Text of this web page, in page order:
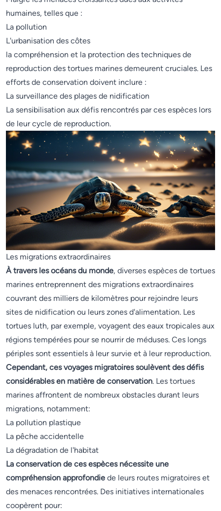
humaines, telles que :
La pollution
L'urbanisation des côtes
la compréhension et la protection des techniques de
reproduction des tortues marines demeurent cruciales. Les
efforts de conservation doivent inclure :
La surveillance des plages de nidification
La sensibilisation aux défis rencontrés par ces espèces lors
de leur cycle de reproduction.
Les migrations extraordinaires
À travers les océans du monde, diverses espèces de tortues
marines entreprennent des migrations extraordinaires
couvrant des milliers de kilomètres pour rejoindre leurs
sites de nidification ou leurs zones d'alimentation. Les
tortues luth, par exemple, voyagent des eaux tropicales aux
régions tempérées pour se nourrir de méduses. Ces longs
périples sont essentiels à leur survie et à leur reproduction.
Cependant, ces voyages migratoires soulèvent des défis
considérables en matière de conservation. Les tortues
marines affrontent de nombreux obstacles durant leurs
migrations, notamment:
La pollution plastique
La pêche accidentelle
La dégradation de l'habitat
La conservation de ces espèces nécessite une
compréhension approfondie de leurs routes migratoires et
des menaces rencontrées. Des initiatives internationales
coopèrent pour: